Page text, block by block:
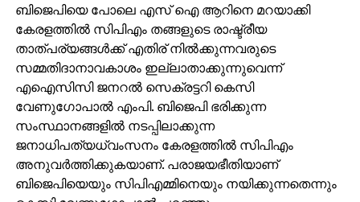
ബിജെപിയെ പോലെ എസ് ഐ ആറിനെ മറയാക്കി
കേരളത്തില്‍ സിപിഎം തങ്ങളുടെ രാഷ്ട്രീയ
താത്പര്യങ്ങള്‍ക്ക് എതിര് നില്‍ക്കുന്നവരുടെ
സമ്മതിദാനാവകാശം ഇല്ലാതാക്കുന്നുവെന്ന്
എഐസിസി ജനറല്‍ സെക്രട്ടറി കെസി
വേണുഗോപാല്‍ എംപി. ബിജെപി ഭരിക്കുന്ന
സംസ്ഥാനങ്ങളില്‍ നടപ്പിലാക്കുന്ന
ജനാധിപത്യധ്വംസനം കേരളത്തില്‍ സിപിഎം
അനുവര്‍ത്തിക്കുകയാണ്. പരാജയഭീതിയാണ്
ബിജെപിയെയും സിപിഎമ്മിനെയും നയിക്കുന്നതെന്നും